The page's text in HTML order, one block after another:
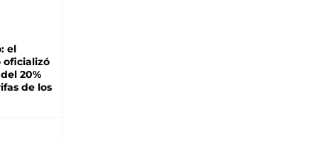
el
oficializó
20%
de los